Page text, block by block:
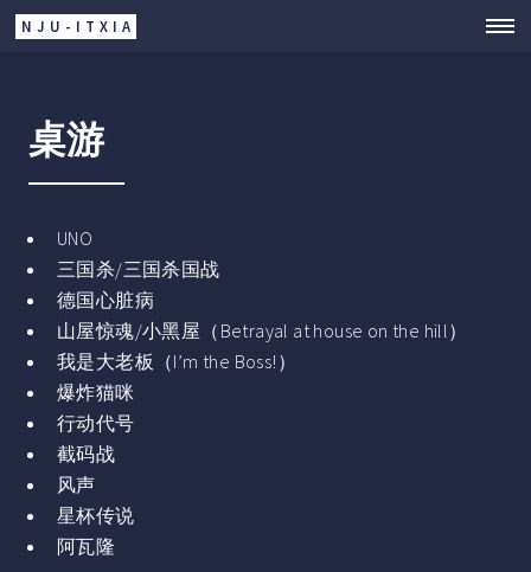
NJU-ITXIA
桌游
UNO
三国杀/三国杀国战
德国心脏病
山屋惊魂/小黑屋（Betrayal at house on the hill）
我是大老板（I’m the Boss!）
爆炸猫咪
行动代号
截码战
风声
星杯传说
阿瓦隆